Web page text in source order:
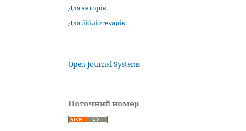
Для авторів
Для бібліотекарів
Open Journal Systems
Поточний номер